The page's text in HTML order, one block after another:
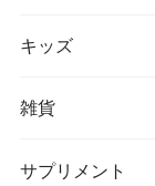
リュック
クラッチバッグ
キッズ
アウター(女の子)
ボディケア・ス
雑貨
サプリメント